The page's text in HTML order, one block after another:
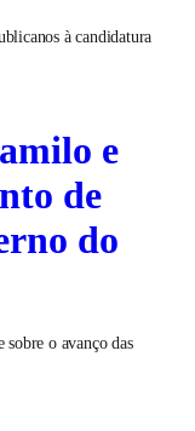
à candidatura
e
de
do
o avanço das